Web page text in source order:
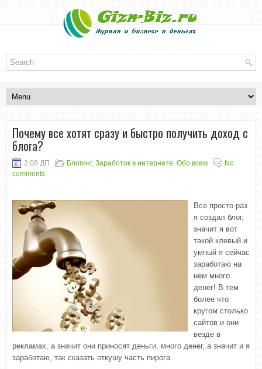
Почему все хотят сразу и быстро получить доход с
блога?
2:08 ДП Блогинг, Заработок в интернете, Обо всем
No
comments
Все просто раз
я создал блог,
значит я вот
такой клевый и
умный я сейчас
заработаю на
нем много
денег! В тем
более что
кругом столько
сайтов и они
везде в
рекламах, а значит они приносят деньги, много денег, а значит и я
заработаю, так сказать откушу часть пирога.